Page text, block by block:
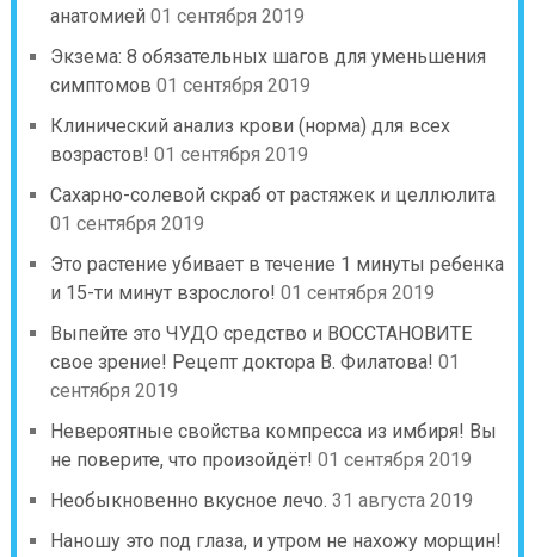
анатомией 01 сентября 2019
Экзема: 8 обязательных шагов для уменьшения
симптомов 01 сентября 2019
Клинический анализ крови (норма) для всех
возрастов! 01 сентября 2019
Сахарно-солевой скраб от растяжек и целлюлита
01 сентября 2019
Это растение убивает в течение 1 минуты ребенка
и 15-ти минут взрослого! 01 сентября 2019
Выпейте это ЧУДО средство и ВОССТАНОВИТЕ
свое зрение! Рецепт доктора В. Филатова! 01
сентября 2019
Невероятные свойства компресса из имбиря! Вы
не поверите, что произойдёт! 01 сентября 2019
Необыкновенно вкусное лечо. 31 августа 2019
Наношу это под глаза, и утром не нахожу морщин!